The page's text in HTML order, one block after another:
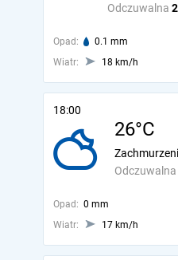
Odczuwalna
Opad: 0.1 mm
Wiatr:
18 km/h
18:00
26°C
Odczuwalna
Opad: 0 mm
Wiatr:
17 km/h